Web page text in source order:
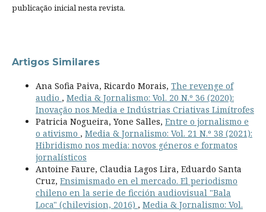
publicação inicial nesta revista.
Artigos Similares
Ana Sofia Paiva, Ricardo Morais, The revenge of
audio , Media & Jornalismo: Vol. 20 N.º 36 (2020):
Inovação nos Media e Indústrias Criativas Limítrofes
Patricia Nogueira, Yone Salles, Entre o jornalismo e
o ativismo , Media & Jornalismo: Vol. 21 N.º 38 (2021):
Hibridismo nos media: novos géneros e formatos
jornalísticos
Antoine Faure, Claudia Lagos Lira, Eduardo Santa
Cruz, Ensimismado en el mercado. El periodismo
chileno en la serie de ficción audiovisual "Bala
Loca" (chilevision, 2016) , Media & Jornalismo: Vol.